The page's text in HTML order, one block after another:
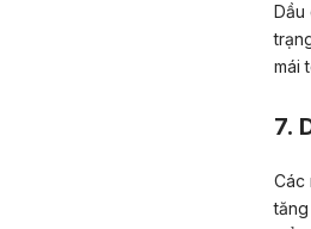
Dầu
mái
7.
Các